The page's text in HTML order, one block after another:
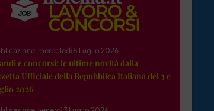
mercoledì 8 Luglio 2026
e concorsi: le ultime novità dalla
Ufficiale della Repubblica Italiana del 3 e
2026